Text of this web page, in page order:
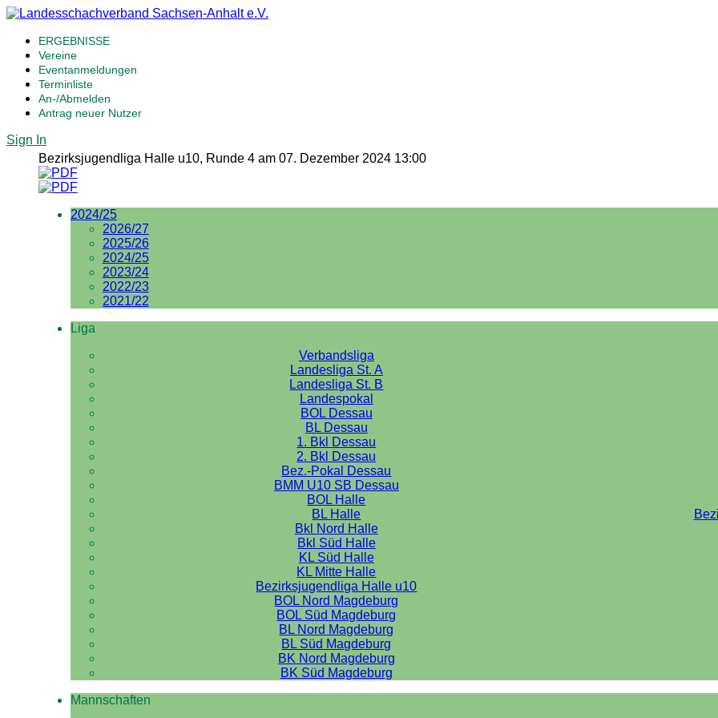
ERGEBNISSE
Vereine
Eventanmeldungen
Terminliste
An-/Abmelden
Antrag neuer Nutzer
Sign In
Bezirksjugendliga Halle u10, Runde 4 am 07. Dezember 2024 13:00
2024/25
2026/27
2025/26
2024/25
2023/24
2022/23
2021/22
Liga
Verbandsliga
Landesliga St. A
Landesliga St. B
Landespokal
BOL Dessau
BL Dessau
1. Bkl Dessau
2. Bkl Dessau
Bez.-Pokal Dessau
BMM U10 SB Dessau
BOL Halle
BL Halle
Bkl Nord Halle
Bkl Süd Halle
KL Süd Halle
KL Mitte Halle
Bezirksjugendliga Halle u10
BOL Nord Magdeburg
BOL Süd Magdeburg
BL Nord Magdeburg
BL Süd Magdeburg
BK Nord Magdeburg
BK Süd Magdeburg
Mannschaften